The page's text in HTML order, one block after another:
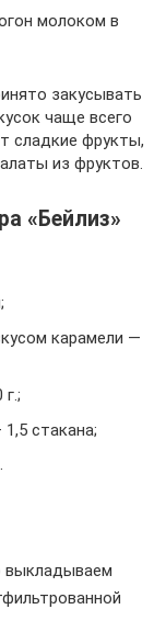
молоком в
закусывать
чаще всего
сладкие фрукты,
из фруктов.
«Бейлиз»
карамели —
стакана;
выкладываем